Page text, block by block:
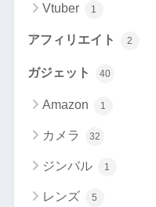
Vtuber 1
アフィリエイト 2
ガジェット 40
Amazon 1
カメラ 32
ジンバル 1
レンズ 5